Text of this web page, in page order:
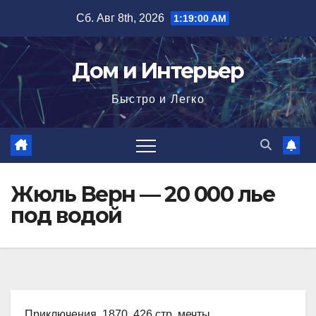
содержимому
Сб. Авг 8th, 2026 1:19:01 AM
Дом и Интерьер
Быстро и Легко
Жюль Верн — 20 000 лье
под водой